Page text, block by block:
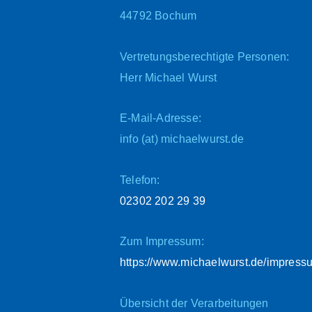
44792 Bochum
Vertretungsberechtigte Personen:
Herr Michael Wurst
E-Mail-Adresse:
info (at) michaelwurst.de
Telefon:
02302 202 29 39
Zum Impressum:
https://www.michaelwurst.de/
Übersicht der Verarbeitungen